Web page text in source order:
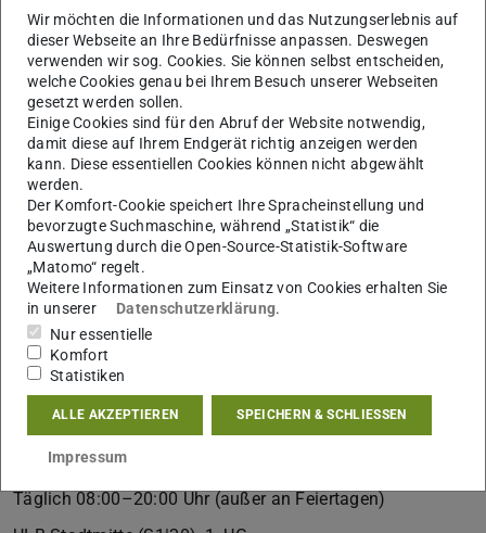
Darmstadt zu sehen, die italienische Küche,
Kochpraktiken und Zutaten thematisieren und zeigen, wie
italienisches Essen den Weg auch in das Gebiet nördlich
der Alpen gefunden hat. Die Ausstellung wurde unter
Leitung von Prof. Dr. Gerrit Jasper Schenk von einer
Arbeitsgruppe des Instituts für Geschichte der TU
Darmstadt und der ULB (hier allen voran Andreas Göller)
realisiert.
Beteiligt waren im Einzelnen: Prof. Dr. Gerrit Jasper
Schenk, Dr. Stephan Ebert, Christian Uhde, M.Ed. (Institut
für Geschichte, Konzeption und Text), Andreas Göller,
M.A. (ULB, Konzeption und Text); Kristin Schellhaas, Rui
Linnartz, Sandra Schwarz, Claudia Kimmes (ULB,
konservatorische Betreuung).
Info und Öffnungszeiten:
04.07.23–29.10.23
Täglich 08:00–20:00 Uhr (außer an Feiertagen)
Wir möchten die Informationen und das Nutzungserlebnis auf
dieser Webseite an Ihre Bedürfnisse anpassen. Deswegen
verwenden wir sog. Cookies. Sie können selbst entscheiden,
welche Cookies genau bei Ihrem Besuch unserer Webseiten
gesetzt werden sollen.
Einige Cookies sind für den Abruf der Website notwendig,
damit diese auf Ihrem Endgerät richtig anzeigen werden
kann. Diese essentiellen Cookies können nicht abgewählt
werden.
Der Komfort-Cookie speichert Ihre Spracheinstellung und
bevorzugte Suchmaschine, während „Statistik“ die
Auswertung durch die Open-Source-Statistik-Software
„Matomo“ regelt.
Weitere Informationen zum Einsatz von Cookies erhalten Sie
in unserer
Datenschutzerklärung.
Nur essentielle
Komfort
Statistiken
ALLE AKZEPTIEREN SPEICHERN & SCHLIESSEN
Impressum